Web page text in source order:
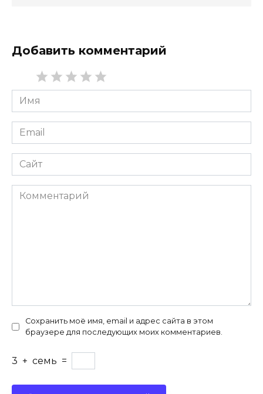
Добавить комментарий
Имя
*
Email
*
Сайт
Комментарий
Сохранить моё имя, email и адрес сайта в этом
браузере для последующих моих комментариев.
3 + семь =